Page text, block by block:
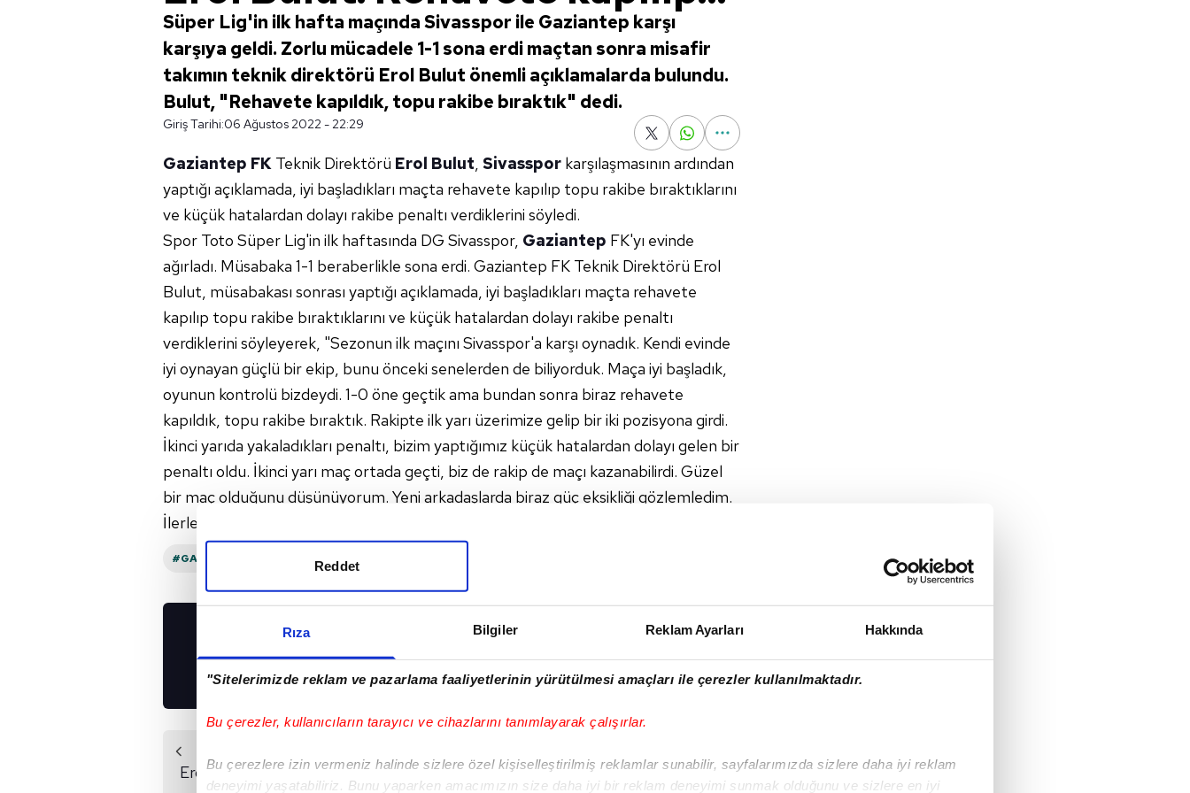
Rıza Bilgiler Reklam Ayarları Hakkında
"Sitelerimizde reklam ve pazarlama faaliyetlerinin yürütülmesi amaçları ile çerezler kullanılmaktadır.
Bu çerezler, kullanıcıların tarayıcı ve cihazlarını tanımlayarak çalışırlar.
Bu çerezlere izin vermeniz halinde sizlere özel kişiselleştirilmiş reklamlar sunabilir, sayfalarımızda sizlere daha iyi reklam
deneyimi yaşatabiliriz. Bunu yaparken amacımızın size daha iyi bir reklam deneyimi sunmak olduğunu ve sizlere en iyi
Reddet
Süper Lig'in ilk hafta maçında Sivasspor ile Gaziantep karşı
karşıya geldi. Zorlu mücadele 1-1 sona erdi maçtan sonra misafir
takımın teknik direktörü Erol Bulut önemli açıklamalarda bulundu.
Bulut, "Rehavete kapıldık, topu rakibe bıraktık" dedi.
Giriş Tarihi:06 Ağustos 2022 - 22:29
Gaziantep FK Teknik Direktörü Erol Bulut, Sivasspor karşılaşmasının ardından
yaptığı açıklamada, iyi başladıkları maçta rehavete kapılıp topu rakibe bıraktıklarını
ve küçük hatalardan dolayı rakibe penaltı verdiklerini söyledi.
Spor Toto Süper Lig'in ilk haftasında DG Sivasspor, Gaziantep FK'yı evinde
ağırladı. Müsabaka 1-1 beraberlikle sona erdi. Gaziantep FK Teknik Direktörü Erol
Bulut, müsabakası sonrası yaptığı açıklamada, iyi başladıkları maçta rehavete
kapılıp topu rakibe bıraktıklarını ve küçük hatalardan dolayı rakibe penaltı
verdiklerini söyleyerek, "Sezonun ilk maçını Sivasspor'a karşı oynadık. Kendi evinde
iyi oynayan güçlü bir ekip, bunu önceki senelerden de biliyorduk. Maça iyi başladık,
oyunun kontrolü bizdeydi. 1-0 öne geçtik ama bundan sonra biraz rehavete
kapıldık, topu rakibe bıraktık. Rakipte ilk yarı üzerimize gelip bir iki pozisyona girdi.
İkinci yarıda yakaladıkları penaltı, bizim yaptığımız küçük hatalardan dolayı gelen bir
penaltı oldu. İkinci yarı maç ortada geçti, biz de rakip de maçı kazanabilirdi. Güzel
bir maç olduğunu düşünüyorum. Yeni arkadaşlarda biraz güç eksikliği gözlemledim.
İlerleyen haftalarda daha iyi bir Gaziantep izlettireceğiz" dedi.
#GAZIANTEP FK #SIVASSPOR
İNDİRİN!
Erol Bulut'tan hakem
Erol Bulut'tan